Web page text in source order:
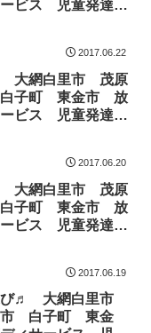
ビス 児童発達支
2017.06.22
大網白里市 茂原
子町 東金市 放
ビス 児童発達支
2017.06.20
大網白里市 茂原
子町 東金市 放
ビス 児童発達支
2017.06.19
び♬ 大網白里市
白子町 東金